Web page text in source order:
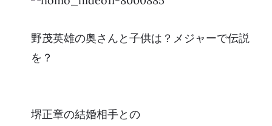
野茂英雄の奥さんと子供は？メジャーで伝説
を？
堺正章の結婚相手との